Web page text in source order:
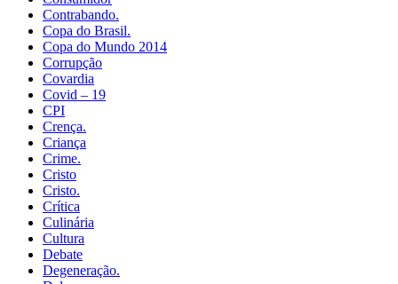
Contrabando.
Copa do Brasil.
Copa do Mundo 2014
Corrupção
Covardia
Covid – 19
CPI
Crença.
Criança
Crime.
Cristo
Cristo.
Crítica
Culinária
Cultura
Debate
Degeneração.